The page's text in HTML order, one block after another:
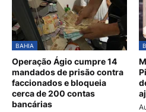
BAHIA
Operação Ágio cumpre 14
mandados de prisão contra
faccionados e bloqueia
cerca de 200 contas
bancárias